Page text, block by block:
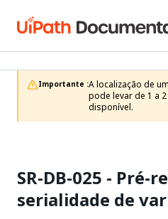
Importante :A localização de
pode levar de 1 a
disponível.
SR-DB-025 - Pré-
serialidade de